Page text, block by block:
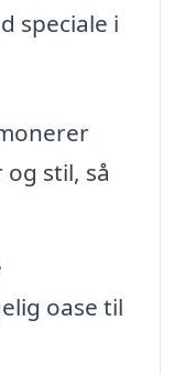
speciale i
stil, så
oase til